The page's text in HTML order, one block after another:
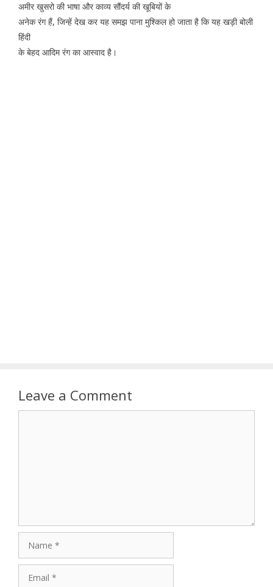
अमीर खुसरो की भाषा और काव्य सौंदर्य की खूबियों के
अनेक रंग हैं, जिन्हें देख कर यह समझ पाना मुश्किल हो जाता है कि यह खड़ी बोली
हिंदी
के बेहद आदिम रंग का आस्वाद है।
Leave a Comment